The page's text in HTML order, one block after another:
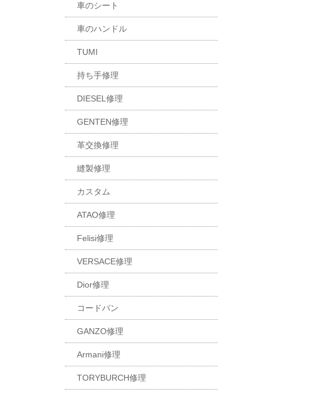
車のシート
車のハンドル
TUMI
持ち手修理
DIESEL修理
GENTEN修理
革交換修理
縫製修理
カスタム
ATAO修理
Felisi修理
VERSACE修理
Dior修理
コードバン
GANZO修理
Armani修理
TORYBURCH修理